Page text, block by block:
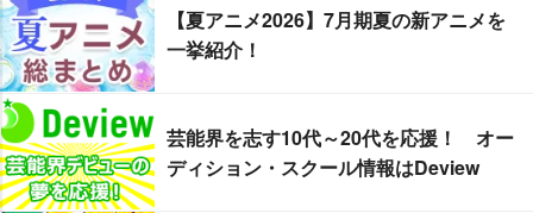
【夏アニメ2026】7月期夏の新アニメを
一挙紹介！
芸能界を志す10代～20代を応援！ オー
ディション・スクール情報はDeview